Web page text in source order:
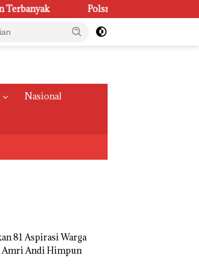
Polsri Juara Umum PORSENI XV, Raih
Nasional